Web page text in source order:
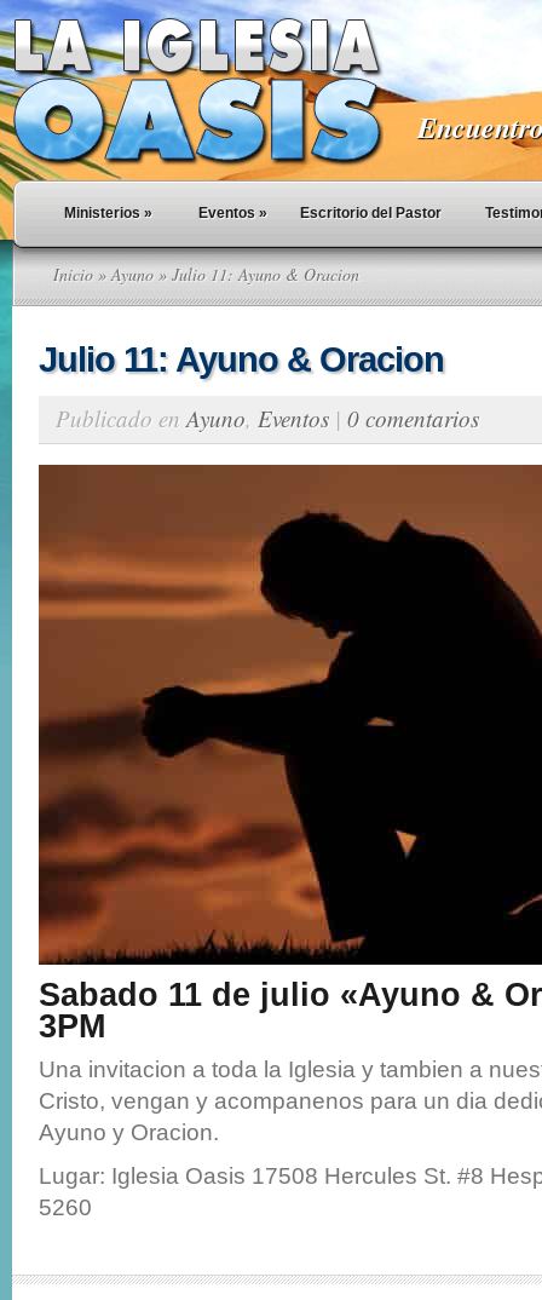
Ministerios » Eventos » Escritorio del Pastor
Inicio »Ayuno » Julio 11: Ayuno & Oracion
Julio 11: Ayuno & Oracion
Publicado enAyuno, Eventos | 0 comentarios
Sabado 11 de julio «Ayuno &
3PM
Una invitacion a toda la Iglesia y tambien a
Cristo, vengan y acompanenos para un dia
Ayuno y Oracion.
Lugar: Iglesia Oasis 17508 Hercules St. #8
5260